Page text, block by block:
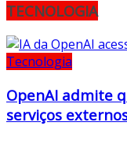
TECNOLOGIA
Tecnologia
OpenAI admite
serviços